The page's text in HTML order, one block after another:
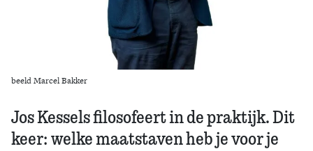
beeld Marcel Bakker
Jos Kessels filosofeert in de praktijk. Dit
keer: welke maatstaven heb je voor je